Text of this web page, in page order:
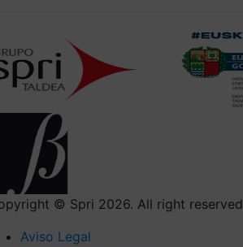
© Spri 2026. All right reserved
Aviso Legal